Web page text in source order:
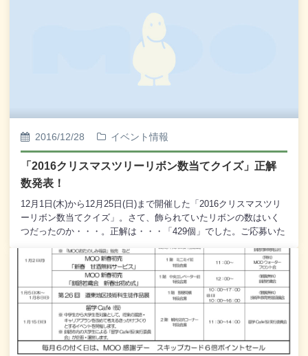
承くださいませ。また、お買い上げいただいたお客様への「おた
のしみ特典」といたしまして、空くじなしのおみくじを引いてい
ただきます。おみくじにはそれぞれ「超大吉」「大吉」「中吉」
す。 超大吉 1本： 鶴雅ウイングス ペア宿泊
券 大吉 3本： おたのしみ袋(5,000円相当) 中
を楽しく明るくお迎えいただきたいと存じます。どうぞ皆様、1月
2016/12/28 イベント情報
「2016クリスマスツリーリボン数当てクイズ」正解
数発表！
12月1日(木)から12月25日(日)まで開催した「2016クリスマスツリ
ーリボン数当てクイズ」。さて、飾られていたリボンの数はいく
つだったのか・・・。正解は・・・「429個」でした。ご応募いた
のうち見事ピッタリの正解者数は2名。イニシャルだけご紹介いた
します。釧路市のO様、同じく釧路市のS様の2名様でございま
す。その2名のお客様には阿寒湖温泉「鶴雅ウイングス」のペア宿
泊券が当選されております。当選されたお客様には直接ご連絡を
いたしております。今年もたくさんのご応募をいただき、まこと
にありがとうございました。